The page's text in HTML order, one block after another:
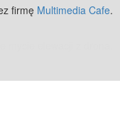
firmę Multimedia Cafe.